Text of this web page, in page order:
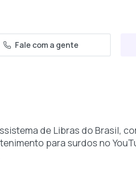
Fale com a gente
de Libras do Brasil,
para surdos no